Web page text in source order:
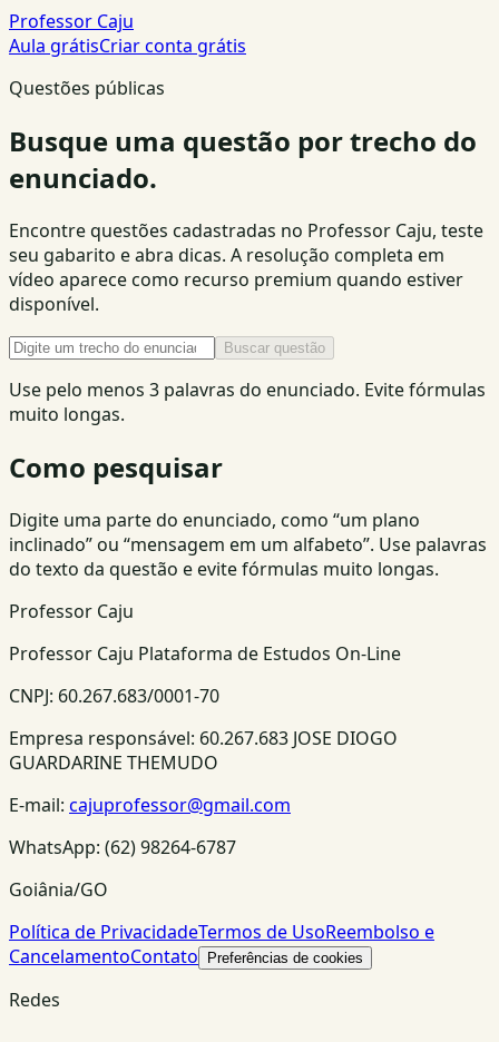
Professor Caju
Aula grátisCriar conta grátis
Questões públicas
Busque uma questão por trecho do
enunciado.
Encontre questões cadastradas no Professor Caju, teste
seu gabarito e abra dicas. A resolução completa em
vídeo aparece como recurso premium quando estiver
disponível.
Buscar questão
Use pelo menos 3 palavras do enunciado. Evite fórmulas
muito longas.
Como pesquisar
Digite uma parte do enunciado, como “um plano
inclinado” ou “mensagem em um alfabeto”. Use palavras
do texto da questão e evite fórmulas muito longas.
Professor Caju
Professor Caju Plataforma de Estudos On-Line
CNPJ: 60.267.683/0001-70
Empresa responsável: 60.267.683 JOSE DIOGO
GUARDARINE THEMUDO
E-mail: cajuprofessor@gmail.com
WhatsApp: (62) 98264-6787
Goiânia/GO
Política de PrivacidadeTermos de UsoReembolso e
CancelamentoContato Preferências de cookies
Redes